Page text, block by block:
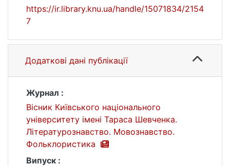
https://ir.library.knu.ua/handle/15071834/2154
7
Додаткові дані публікації
Журнал :
Вісник Київського національного
університету імені Тараса Шевченка.
Літературознавство. Мовознавство.
Фольклористика
Випуск :